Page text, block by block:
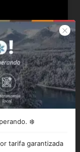
❄️
tarifa garantizada
&